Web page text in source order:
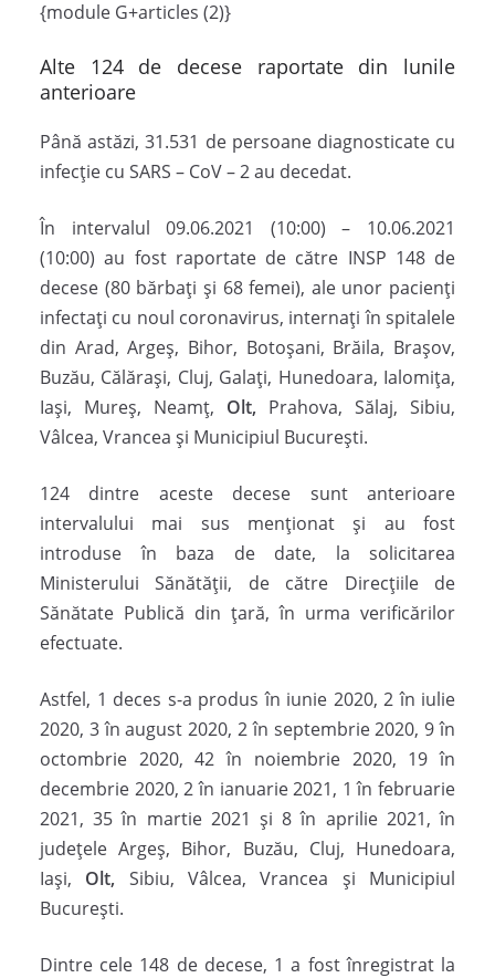
{module G+articles (2)}
Alte 124 de decese raportate din lunile
anterioare
Până astăzi, 31.531 de persoane diagnosticate cu
infecție cu SARS – CoV – 2 au decedat.
În intervalul 09.06.2021 (10:00) – 10.06.2021
(10:00) au fost raportate de către INSP 148 de
decese (80 bărbați și 68 femei), ale unor pacienți
infectați cu noul coronavirus, internați în spitalele
din Arad, Argeș, Bihor, Botoșani, Brăila, Brașov,
Buzău, Călărași, Cluj, Galați, Hunedoara, Ialomița,
Iași, Mureș, Neamț, Olt, Prahova, Sălaj, Sibiu,
Vâlcea, Vrancea și Municipiul București.
124 dintre aceste decese sunt anterioare
intervalului mai sus menționat și au fost
introduse în baza de date, la solicitarea
Ministerului Sănătății, de către Direcțiile de
Sănătate Publică din țară, în urma verificărilor
efectuate.
Astfel, 1 deces s-a produs în iunie 2020, 2 în iulie
2020, 3 în august 2020, 2 în septembrie 2020, 9 în
octombrie 2020, 42 în noiembrie 2020, 19 în
decembrie 2020, 2 în ianuarie 2021, 1 în februarie
2021, 35 în martie 2021 și 8 în aprilie 2021, în
județele Argeș, Bihor, Buzău, Cluj, Hunedoara,
Iași, Olt, Sibiu, Vâlcea, Vrancea și Municipiul
București.
Dintre cele 148 de decese, 1 a fost înregistrat la